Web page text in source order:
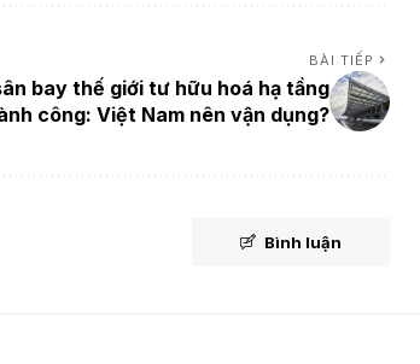
BÀI TIẾP
bay thế giới tư hữu hoá hạ tầng
công: Việt Nam nên vận dụng?
Bình luận